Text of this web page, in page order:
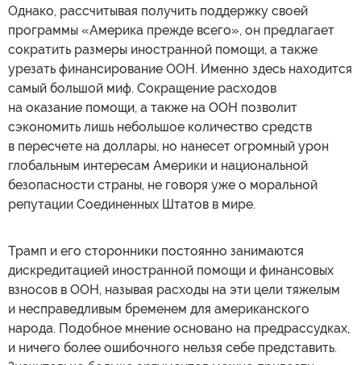
Однако, рассчитывая получить поддержку своей
программы «Америка прежде всего», он предлагает
сократить размеры иностранной помощи, а также
урезать финансирование ООН. Именно здесь находится
самый большой миф. Сокращение расходов
на оказание помощи, а также на ООН позволит
сэкономить лишь небольшое количество средств
в пересчете на доллары, но нанесет огромный урон
глобальным интересам Америки и национальной
безопасности страны, не говоря уже о моральной
репутации Соединенных Штатов в мире.
Трамп и его сторонники постоянно занимаются
дискредитацией иностранной помощи и финансовых
взносов в ООН, называя расходы на эти цели тяжелым
и несправедливым бременем для американского
народа. Подобное мнение основано на предрассудках,
и ничего более ошибочного нельзя себе представить.